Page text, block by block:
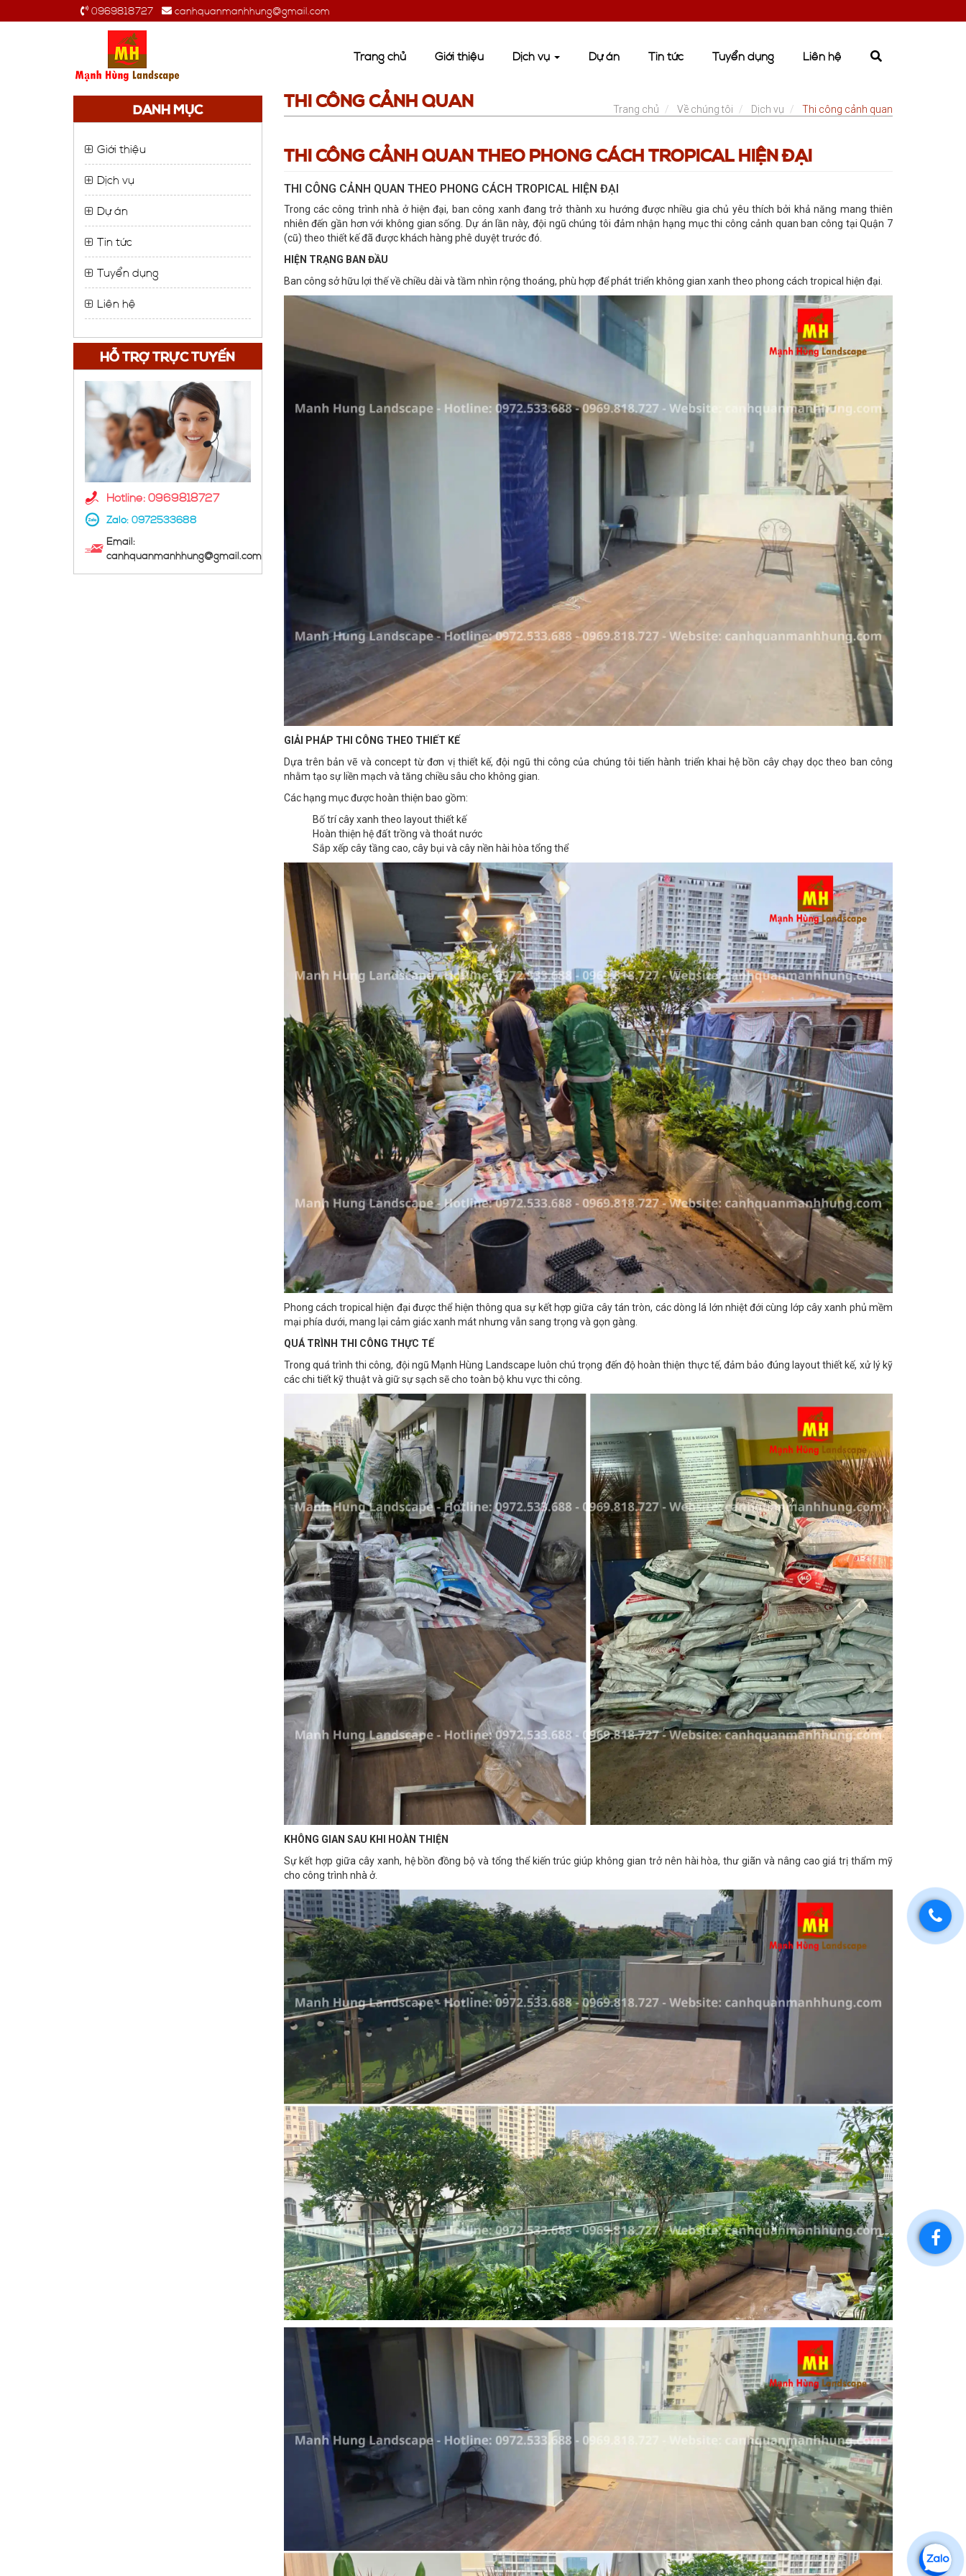
0969818727 canhquanmanhhung@gmail.com
Trang chủ Giới thiệu Dịch vụ Dự án Tin tức Tuyển dụng Liên hệ
DANH MỤC
Giới thiệu
Dịch vụ
Dự án
Tin tức
Tuyển dụng
Liên hệ
HỖ TRỢ TRỰC TUYẾN
Hotline: 0969818727
Zalo:0972533688
Email:
canhquanmanhhung@gmail.com
THI CÔNG CẢNH QUAN Trang chủ Về chúng tôi Dịch vụ Thi công cảnh quan
THI CÔNG CẢNH QUAN THEO PHONG CÁCH TROPICAL HIỆN ĐẠI
THI CÔNG CẢNH QUAN THEO PHONG CÁCH TROPICAL HIỆN ĐẠI
Trong các công trình nhà ở hiện đại, ban công xanh đang trở thành xu hướng được nhiều gia chủ yêu thích bởi khả năng mang thiên
nhiên đến gần hơn với không gian sống. Dự án lần này, đội ngũ chúng tôi đảm nhận hạng mục thi công cảnh quan ban công tại Quận 7
(cũ) theo thiết kế đã được khách hàng phê duyệt trước đó.
HIỆN TRẠNG BAN ĐẦU
Ban công sở hữu lợi thế về chiều dài và tầm nhìn rộng thoáng, phù hợp để phát triển không gian xanh theo phong cách tropical hiện đại.
GIẢI PHÁP THI CÔNG THEO THIẾT KẾ
Dựa trên bản vẽ và concept từ đơn vị thiết kế, đội ngũ thi công của chúng tôi tiến hành triển khai hệ bồn cây chạy dọc theo ban công
nhằm tạo sự liền mạch và tăng chiều sâu cho không gian.
Các hạng mục được hoàn thiện bao gồm:
Bố trí cây xanh theo layout thiết kế
Hoàn thiện hệ đất trồng và thoát nước
Sắp xếp cây tầng cao, cây bụi và cây nền hài hòa tổng thể
Phong cách tropical hiện đại được thể hiện thông qua sự kết hợp giữa cây tán tròn, các dòng lá lớn nhiệt đới cùng lớp cây xanh phủ mềm
mại phía dưới, mang lại cảm giác xanh mát nhưng vẫn sang trọng và gọn gàng.
QUÁ TRÌNH THI CÔNG THỰC TẾ
Trong quá trình thi công, đội ngũ Mạnh Hùng Landscape luôn chú trọng đến độ hoàn thiện thực tế, đảm bảo đúng layout thiết kế, xử lý kỹ
các chi tiết kỹ thuật và giữ sự sạch sẽ cho toàn bộ khu vực thi công.
KHÔNG GIAN SAU KHI HOÀN THIỆN
Sự kết hợp giữa cây xanh, hệ bồn đồng bộ và tổng thể kiến trúc giúp không gian trở nên hài hòa, thư giãn và nâng cao giá trị thẩm mỹ
cho công trình nhà ở.